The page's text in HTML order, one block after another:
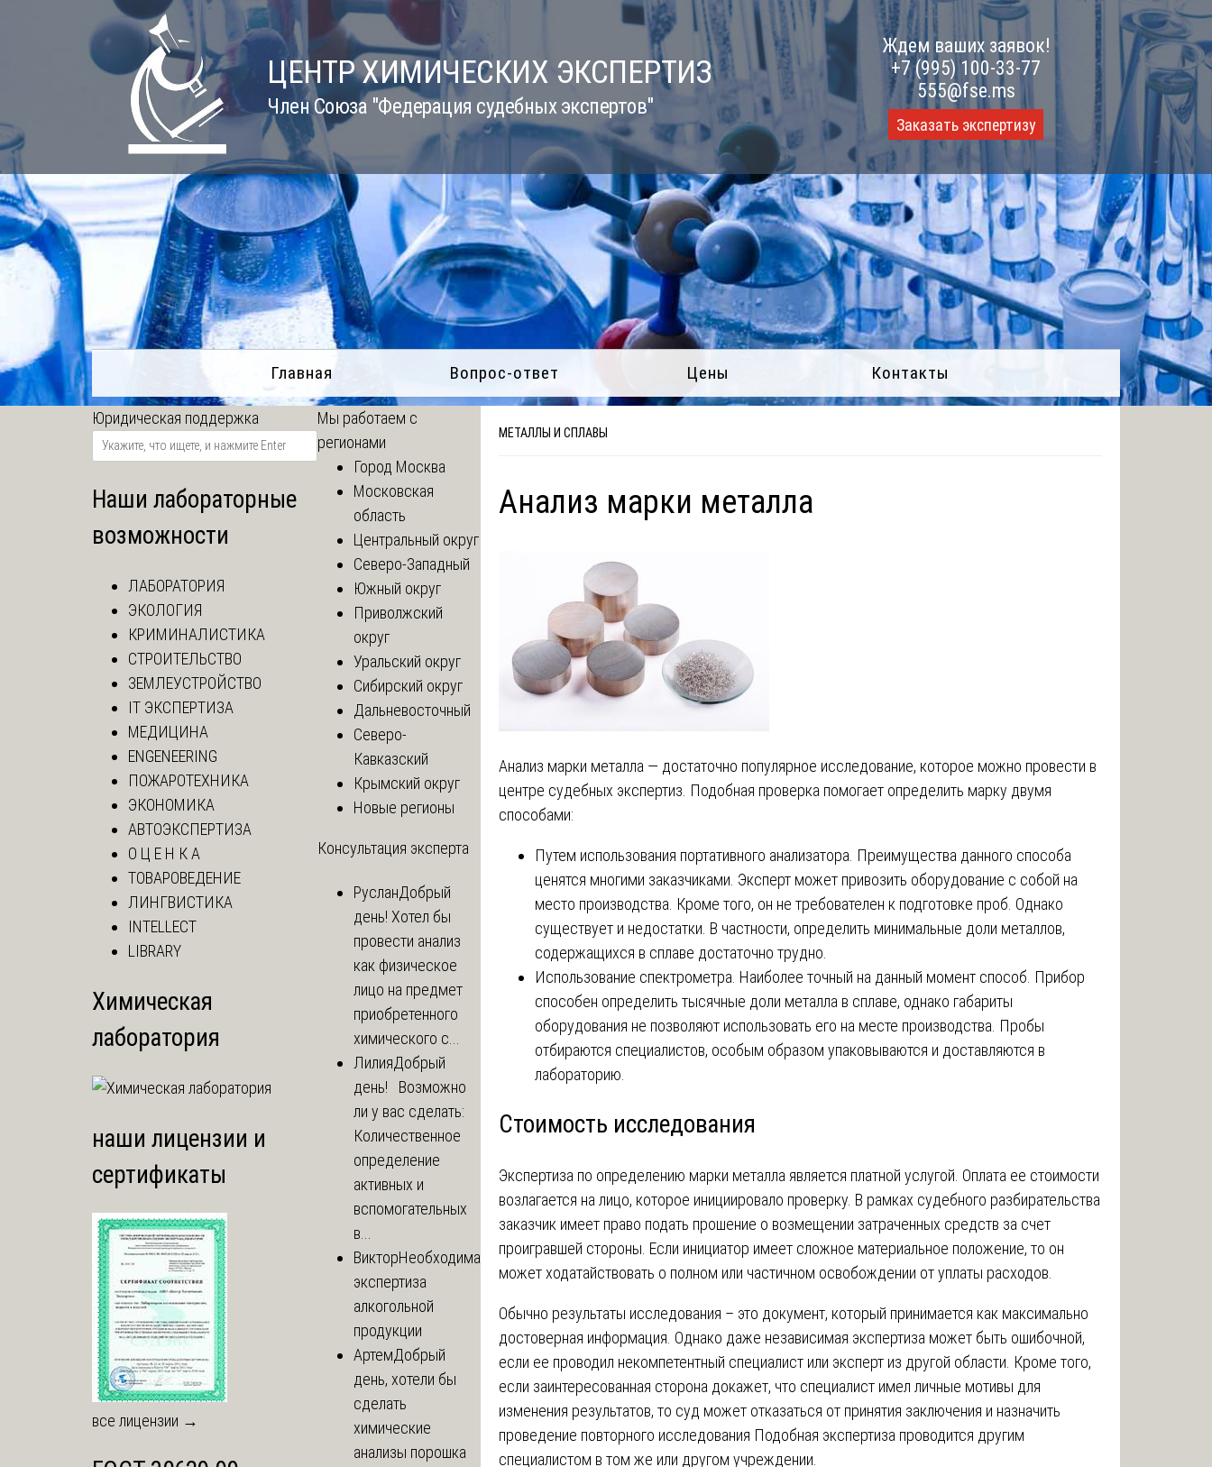
ЦЕНТР ХИМИЧЕСКИХ ЭКСПЕРТИЗ
Член Союза "Федерация судебных экспертов"
Ждем ваших заявок!
+7 (995) 100-33-77
555@fse.ms
Заказать экспертизу
Главная Вопрос-ответ Цены Контакты
МЕТАЛЛЫ И СПЛАВЫ
Анализ марки металла
Анализ марки металла — достаточно популярное исследование, которое можно провести в
центре судебных экспертиз. Подобная проверка помогает определить марку двумя
способами:
Путем использования портативного анализатора. Преимущества данного способа
ценятся многими заказчиками. Эксперт может привозить оборудование с собой на
место производства. Кроме того, он не требователен к подготовке проб. Однако
существует и недостатки. В частности, определить минимальные доли металлов,
содержащихся в сплаве достаточно трудно.
Использование спектрометра. Наиболее точный на данный момент способ. Прибор
способен определить тысячные доли металла в сплаве, однако габариты
оборудования не позволяют использовать его на месте производства. Пробы
отбираются специалистов, особым образом упаковываются и доставляются в
лабораторию.
Стоимость исследования
Экспертиза по определению марки металла является платной услугой. Оплата ее стоимости
возлагается на лицо, которое инициировало проверку. В рамках судебного разбирательства
заказчик имеет право подать прошение о возмещении затраченных средств за счет
проигравшей стороны. Если инициатор имеет сложное материальное положение, то он
может ходатайствовать о полном или частичном освобождении от уплаты расходов.
Обычно результаты исследования – это документ, который принимается как максимально
достоверная информация. Однако даже независимая экспертиза может быть ошибочной,
если ее проводил некомпетентный специалист или эксперт из другой области. Кроме того,
если заинтересованная сторона докажет, что специалист имел личные мотивы для
изменения результатов, то суд может отказаться от принятия заключения и назначить
проведение повторного исследования Подобная экспертиза проводится другим
специалистом в том же или другом учреждении.
Юридическая поддержка
Наши лабораторные
возможности
ЛАБОРАТОРИЯ
ЭКОЛОГИЯ
КРИМИНАЛИСТИКА
СТРОИТЕЛЬСТВО
ЗЕМЛЕУСТРОЙСТВО
IT ЭКСПЕРТИЗА
МЕДИЦИНА
ENGENEERING
ПОЖАРОТЕХНИКА
ЭКОНОМИКА
АВТОЭКСПЕРТИЗА
О Ц Е Н К А
ТОВАРОВЕДЕНИЕ
ЛИНГВИСТИКА
INTELLECT
LIBRARY
Химическая
лаборатория
наши лицензии и
сертификаты
все лицензии →
Мы работаем с
регионами
Город Москва
Московская
область
Центральный округ
Северо-Западный
Южный округ
Приволжский
округ
Уральский округ
Сибирский округ
Дальневосточный
Северо-
Кавказский
Крымский округ
Новые регионы
Консультация эксперта
РусланДобрый
день! Хотел бы
провести анализ
как физическое
лицо на предмет
приобретенного
химического с...
ЛилияДобрый
день! Возможно
ли у вас сделать:
Количественное
определение
активных и
вспомогательных
в...
ВикторНеобходима
экспертиза
алкогольной
продукции
АртемДобрый
день, хотели бы
сделать
химические
анализы порошка